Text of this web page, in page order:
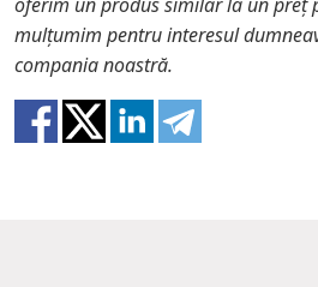
o înlocuire cu un articol similar.
trebuie să știți că florile sunt
imagini.
mulțumim pentru interesul
compania noastră.